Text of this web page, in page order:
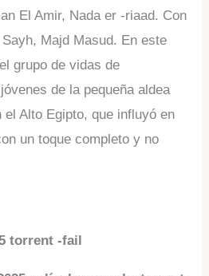
​​El Amir, Nada er -riaad. Con
Majd Masud. En este
grupo de vidas de
de la pequeña aldea
Alto Egipto, que influyó en
un toque completo y no
torrent -fail